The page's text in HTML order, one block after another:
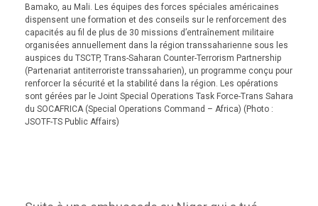
Bamako, au Mali. Les équipes des forces spéciales américaines
dispensent une formation et des conseils sur le renforcement des
capacités au fil de plus de 30 missions d’entraînement militaire
organisées annuellement dans la région transsaharienne sous les
auspices du TSCTP, Trans-Saharan Counter-Terrorism Partnership
(Partenariat antiterroriste transsaharien), un programme conçu pour
renforcer la sécurité et la stabilité dans la région. Les opérations
sont gérées par le Joint Special Operations Task Force-Trans Sahara
du SOCAFRICA (Special Operations Command – Africa) (Photo :
JSOTF-TS Public Affairs)